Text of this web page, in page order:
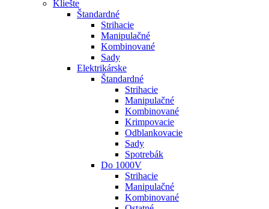
Kliešte
Štandardné
Strihacie
Manipulačné
Kombinované
Sady
Elektrikárske
Štandardné
Strihacie
Manipulačné
Kombinované
Krimpovacie
Odblankovacie
Sady
Spotrebák
Do 1000V
Strihacie
Manipulačné
Kombinované